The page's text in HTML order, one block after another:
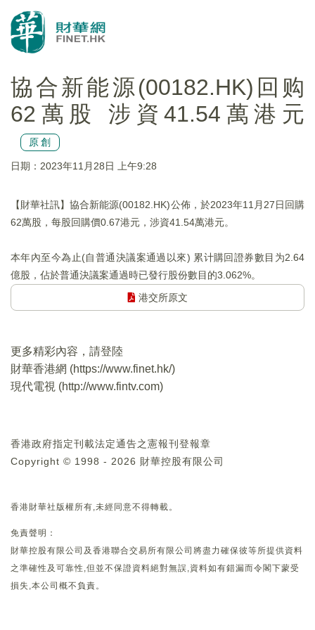
協合新能源(00182.HK)回购
62萬股 涉資41.54萬港元
原創
日期：2023年11月28日 上午9:28
【財華社訊】協合新能源(00182.HK)公佈，於2023年11月27日回購
62萬股，每股回購價0.67港元，涉資41.54萬港元。
本年內至今為止(自普通決議案通過以來) 累计購回證券數目为2.64
億股，佔於普通決議案通過時已發行股份數目的3.062%。
港交所原文
更多精彩內容，請登陸
財華香港網 (https://www.finet.hk/)
現代電視 (http://www.fintv.com)
香港政府指定刊載法定通告之憲報刊登報章
Copyright © 1998 - 2026 財華控股有限公司
香港財華社版權所有,未經同意不得轉載。
免責聲明：
財華控股有限公司及香港聯合交易所有限公司將盡力確保彼等所提供資料
之準確性及可靠性,但並不保證資料絕對無誤,資料如有錯漏而令閣下蒙受
損失,本公司概不負責。